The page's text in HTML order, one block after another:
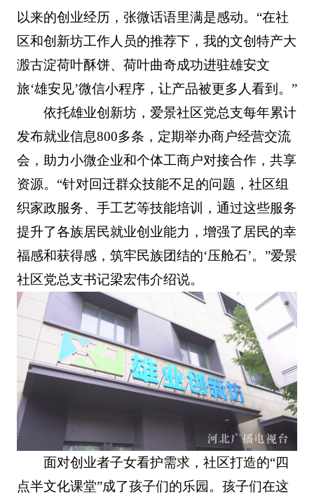
以来的创业经历，张微话语里满是感动。“在社
区和创新坊工作人员的推荐下，我的文创特产大
溵古淀荷叶酥饼、荷叶曲奇成功进驻雄安文
旅‘雄安见’微信小程序，让产品被更多人看到。”
依托雄业创新坊，爱景社区党总支每年累计
发布就业信息800多条，定期举办商户经营交流
会，助力小微企业和个体工商户对接合作，共享
资源。“针对回迁群众技能不足的问题，社区组
织家政服务、手工艺等技能培训，通过这些服务
提升了各族居民就业创业能力，增强了居民的幸
福感和获得感，筑牢民族团结的‘压舱石’。”爱景
社区党总支书记梁宏伟介绍说。
面对创业者子女看护需求，社区打造的“四
点半文化课堂”成了孩子们的乐园。孩子们在这